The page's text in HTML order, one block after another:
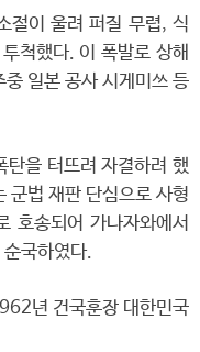
절이 울려 퍼질 무렵, 식
척했다. 이 폭발로 상해
일본 공사 시게미쓰 등
탄을 터뜨려 자결하려 했
군법 재판 단심으로 사형
호송되어 가나자와에서
국하였다.
년 건국훈장 대한민국